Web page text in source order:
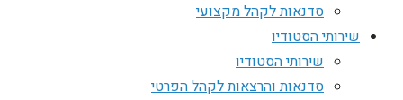
סדנאות לקהל מקצועי
שירותי הסטודיו
שירותי הסטודיו
סדנאות והרצאות לקהל הפרטי